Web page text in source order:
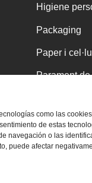
como las
de estas
navegación o las
puede afectar
Higiene
Packaging
Paper i
Parament
Un sol ús
Útils de